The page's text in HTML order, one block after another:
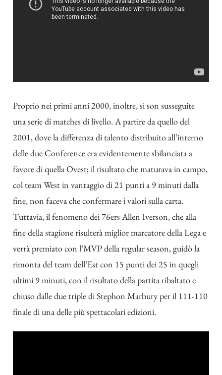
Proprio nei primi anni 2000, inoltre, si son susseguite
una serie di matches di livello. A partire da quello del
2001, dove la differenza di talento distribuito all’interno
delle due Conference era evidentemente sbilanciata a
favore di quella Ovest; il risultato che maturava in campo,
col team West in vantaggio di 21 punti a 9 minuti dalla
fine, non faceva che confermare i valori sulla carta.
Tuttavia, il fenomeno dei 76ers Allen Iverson, che alla
fine della stagione risulterà miglior marcatore della Lega e
verrà premiato con l’MVP della regular season, guidò la
rimonta del team dell’Est con 15 punti dei 25 in quegli
ultimi 9 minuti, con il risultato della partita ribaltato e
chiuso dalle due triple di Stephon Marbury per il 111-110
finale di una delle più spettacolari edizioni.